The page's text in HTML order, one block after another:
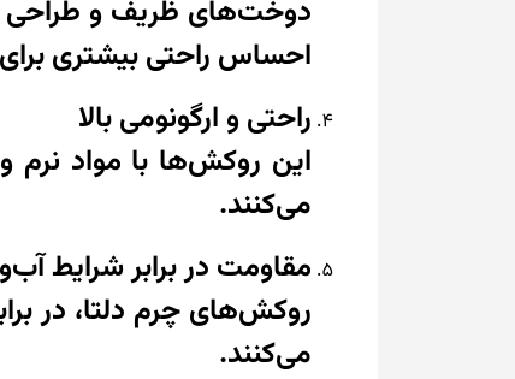
دوخت‌های ظریف و طراحی
احساس راحتی بیشتری
راحتی و ارگونومی بالا
این روکش‌ها با مواد نرم
می‌کنند.
مقاومت در برابر شرایط
روکش‌های چرم دلتا، در
می‌کنند.